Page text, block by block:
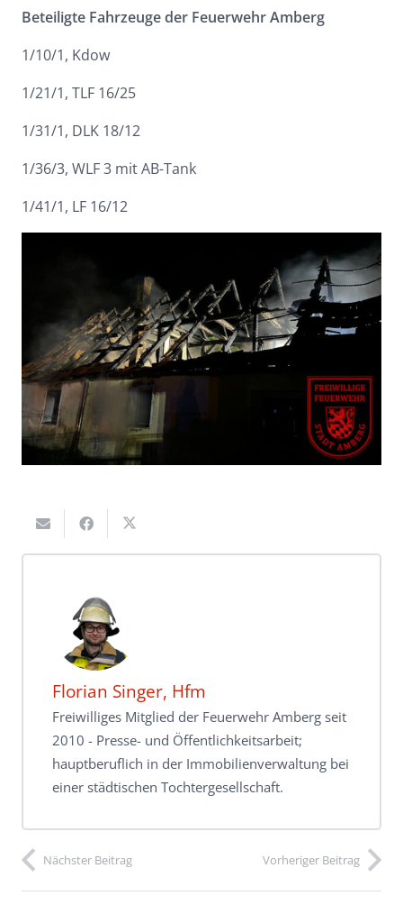
Beteiligte Fahrzeuge der Feuerwehr Amberg
1/10/1, Kdow
1/21/1, TLF 16/25
1/31/1, DLK 18/12
1/36/3, WLF 3 mit AB-Tank
1/41/1, LF 16/12
Florian Singer, Hfm
Freiwilliges Mitglied der Feuerwehr Amberg seit
2010 - Presse- und Öffentlichkeitsarbeit;
hauptberuflich in der Immobilienverwaltung bei
einer städtischen Tochtergesellschaft.
Nächster Beitrag Vorheriger Beitrag